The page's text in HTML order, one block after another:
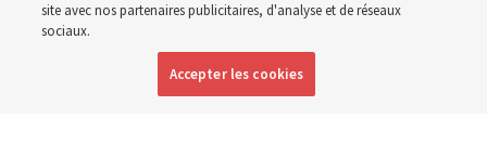
Anglais | Espagnol |
site avec nos partenaires publicitaires, d'analyse et de réseaux
sociaux.
Accepter les cookies